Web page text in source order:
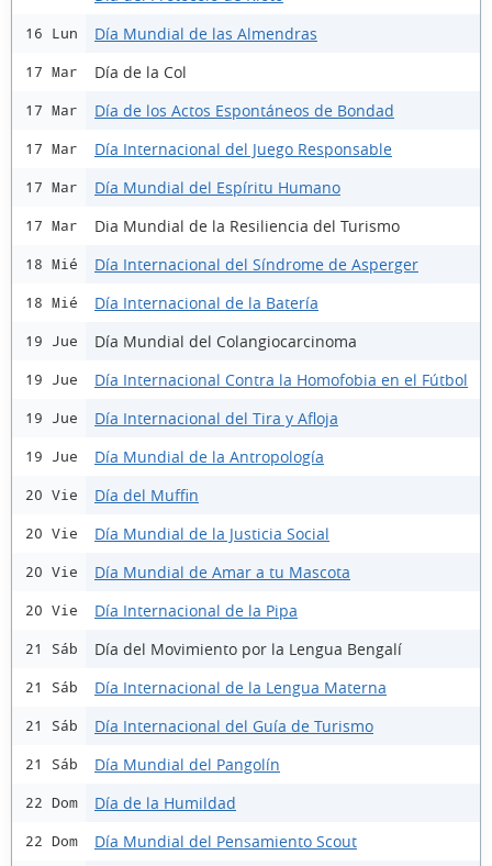
16 Lun Día Mundial de las Almendras
17 Mar Día de la Col
17 Mar Día de los Actos Espontáneos de Bondad
17 Mar Día Internacional del Juego Responsable
17 Mar Día Mundial del Espíritu Humano
17 Mar Dia Mundial de la Resiliencia del Turismo
18 Mié Día Internacional del Síndrome de Asperger
18 Mié Día Internacional de la Batería
19 Jue Día Mundial del Colangiocarcinoma
19 Jue Día Internacional Contra la Homofobia en el Fútbol
19 Jue Día Internacional del Tira y Afloja
19 Jue Día Mundial de la Antropología
20 Vie Día del Muffin
20 Vie Día Mundial de la Justicia Social
20 Vie Día Mundial de Amar a tu Mascota
20 Vie Día Internacional de la Pipa
21 Sáb Día del Movimiento por la Lengua Bengalí
21 Sáb Día Internacional de la Lengua Materna
21 Sáb Día Internacional del Guía de Turismo
21 Sáb Día Mundial del Pangolín
22 Dom Día de la Humildad
22 Dom Día Mundial del Pensamiento Scout